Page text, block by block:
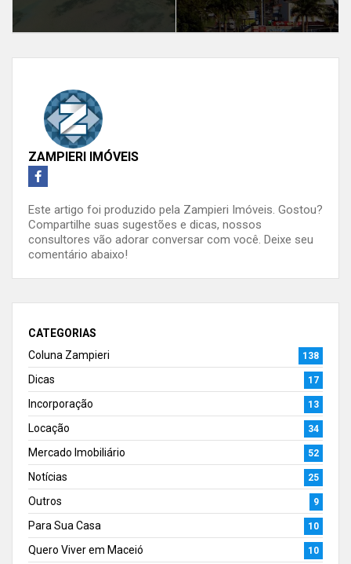
ZAMPIERI IMÓVEIS
Este artigo foi produzido pela Zampieri Imóveis. Gostou?
Compartilhe suas sugestões e dicas, nossos
consultores vão adorar conversar com você. Deixe seu
comentário abaixo!
CATEGORIAS
Coluna Zampieri
138
Dicas 17
Incorporação 13
Locação 34
Mercado Imobiliário 52
Notícias 25
Outros 9
Para Sua Casa 10
Quero Viver em Maceió 10